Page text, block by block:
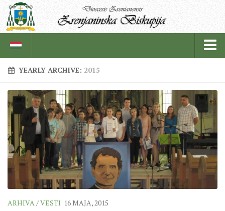
BISKUPSKI ORDINARIJAT
ISTORIJAT
CRKVENE INSTITUCIJE
SVEŠTENICI
REDOVNICI
IN MEMORIAM
ŽUPE
YEARLY ARCHIVE: 2015
ARHIVA/VESTI 16 MAJA, 2015